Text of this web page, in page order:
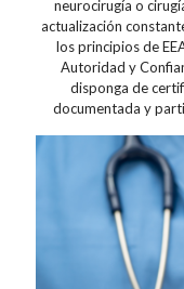
neurocirugía o
actualización
los principios de
Autoridad y
disponga de
documentada y